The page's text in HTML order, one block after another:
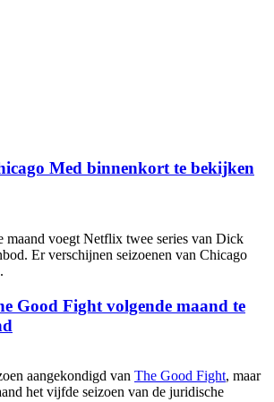
Med binnenkort te bekijken
maand voegt Netflix twee series van Dick
Er verschijnen seizoenen van Chicago
Good Fight volgende maand te
aangekondigd van The Good Fight, maar
het vijfde seizoen van de juridische